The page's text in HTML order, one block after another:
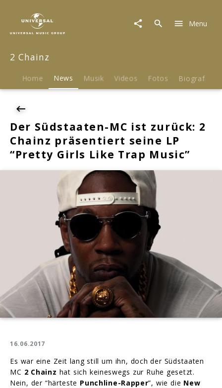
News
Der
ist
präsentiert
seine
"Pretty
Girls
Menu
2 Chainz
Home News Musik Videos Fotos Biografie
Der Südstaaten-MC ist zurück: 2
Chainz präsentiert seine LP
“Pretty Girls Like Trap Music”
16.06.2017
Es war eine Zeit lang still um ihn, doch der Südstaaten
MC 2 Chainz hat sich keineswegs zur Ruhe gesetzt.
Nein, der “härteste Punchline-Rapper”, wie die New